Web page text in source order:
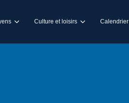
Culture et loisirs